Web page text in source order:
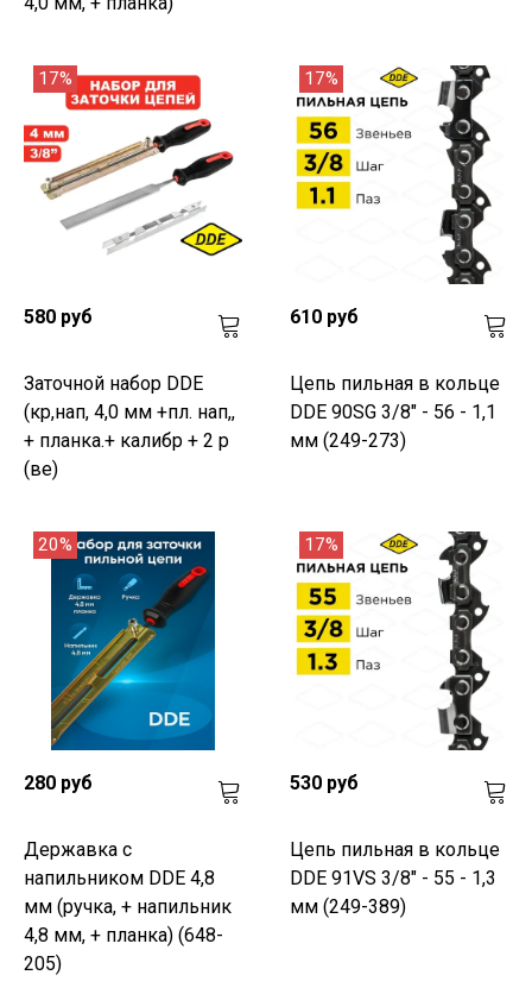
17%
580 руб
Заточной набор DDE
(кр,нап, 4,0 мм +пл. нап,,
+ планка.+ калибр + 2 р
(ве)
17%
610 руб
Цепь пильная в кольце
DDE 90SG 3/8" - 56 - 1,1
мм (249-273)
20%
280 руб
Державка с
напильником DDE 4,8
мм (ручка, + напильник
4,8 мм, + планка) (648-
205)
17%
530 руб
Цепь пильная в кольце
DDE 91VS 3/8" - 55 - 1,3
мм (249-389)